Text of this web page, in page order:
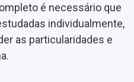
é necessário que
individualmente,
as particularidades e